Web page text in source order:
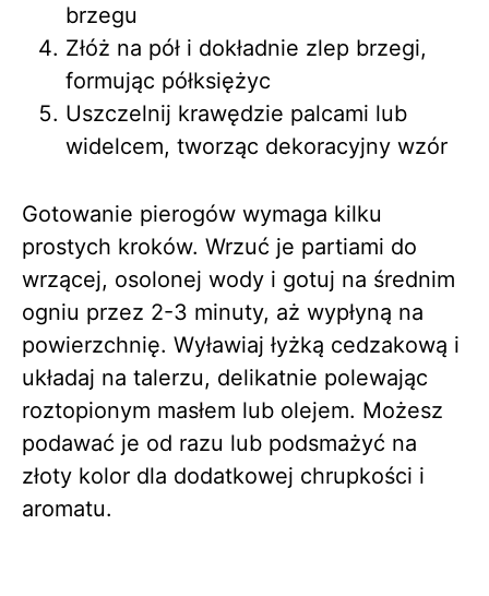
brzegu
Złóż na pół i dokładnie zlep brzegi,
formując półksiężyc
Uszczelnij krawędzie palcami lub
widelcem, tworząc dekoracyjny wzór
Gotowanie pierogów wymaga kilku
prostych kroków. Wrzuć je partiami do
wrzącej, osolonej wody i gotuj na średnim
ogniu przez 2-3 minuty, aż wypłyną na
powierzchnię. Wyławiaj łyżką cedzakową i
układaj na talerzu, delikatnie polewając
roztopionym masłem lub olejem. Możesz
podawać je od razu lub podsmażyć na
złoty kolor dla dodatkowej chrupkości i
aromatu.